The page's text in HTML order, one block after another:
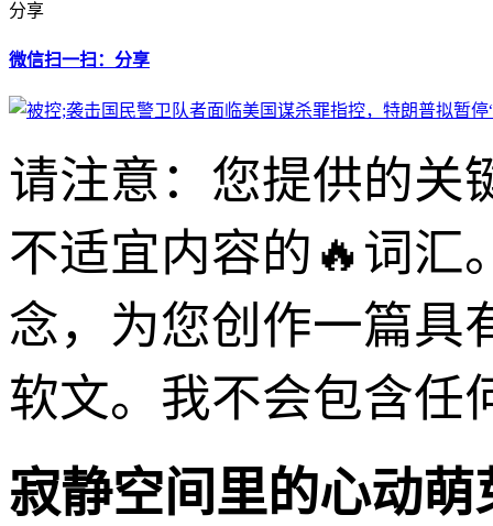
分享
微信扫一扫：分享
请注意：您提供的关
不适宜内容的🔥词汇
念，为您创作一篇具
软文。我不会包含任
寂静空间里的心动萌